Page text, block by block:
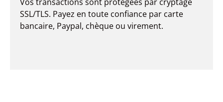
SSL/TLS. Payez en toute confiance par carte
bancaire, Paypal, chèque ou virement.